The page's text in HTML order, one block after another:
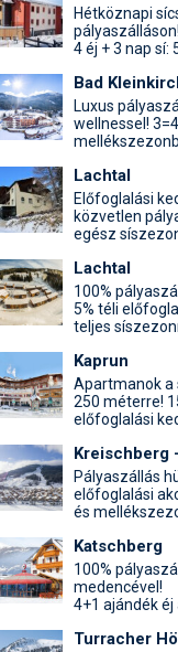
Hétköznapi
pályaszálláson!
4 éj + 3 nap sí:
Bad
Luxus
wellnessel!
Lachtal
Előfoglalási
közvetlen
egész
Lachtal
100%
5% téli
teljes
Kaprun
Apartmanok a
250 méterre!
előfoglalási
Kreischberg
Pályaszállás
előfoglalási
és
Katschberg
100%
medencével!
4+1 ajándék éj
Turracher